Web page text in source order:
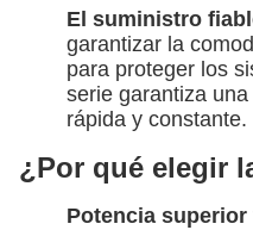
El suministro
garantizar la
para proteger los
serie garantiza
rápida y constante.
¿Por qué elegir
Potencia